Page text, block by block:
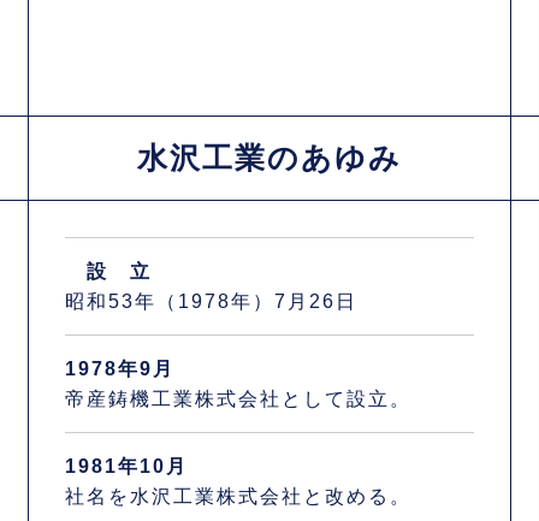
水沢工業のあゆみ
設 立
昭和53年（1978年）7月26日
1978年9月
帝産鋳機工業株式会社として設立。
1981年10月
社名を水沢工業株式会社と改める。